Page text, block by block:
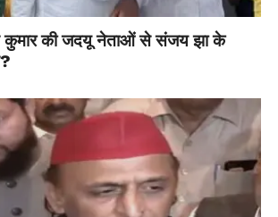
कुमार की जदयू नेताओं से संजय झा के